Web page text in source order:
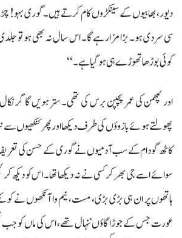
دیور، بھابیوں کے سینکڑوں کام کرتے ہیں۔ گوری بہو!
سی سردی ہو۔ بڑا مزار ہے گا۔ اس سال نہ بھی ہو تو
کوئی بوڑھا تھوڑے ہی ہو گیا ہے۔‘‘
اور لچھمن کی عمر پچپن برس کی تھی۔ سترہویں گاگر
پھولتے ہوئے بازوؤں کی طرف دیکھا اور پھر کنکھیوں
کاٹھ گودام کے سب آدمیوں نے گوری کے حسن کی
سوائے اسے جی بھر کر کسی نے نہ دیکھا تھا۔ اس کو دیکھ کر
ہاتھوں پر ان ہی بڑی بڑی، مست، نیم وا آنکھوں نے
عورت جس کے جوڑا گاؤں ننہال تھے، اس کی ماں کو جب